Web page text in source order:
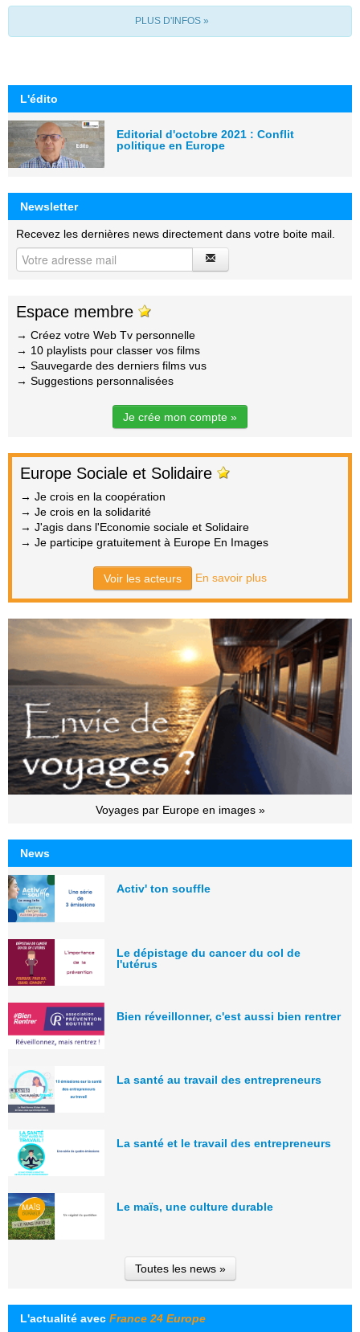
PLUS D'INFOS »
L'édito
Editorial d'octobre 2021 : Conflit
politique en Europe
Newsletter
Recevez les dernières news directement dans votre boite mail.
Espace membre
→ Créez votre Web Tv personnelle
→ 10 playlists pour classer vos films
→ Sauvegarde des derniers films vus
→ Suggestions personnalisées
Je crée mon compte »
Europe Sociale et Solidaire
→ Je crois en la coopération
→ Je crois en la solidarité
→ J'agis dans l'Economie sociale et Solidaire
→ Je participe gratuitement à Europe En Images
Voir les acteurs En savoir plus
Voyages par Europe en images »
News
Activ' ton souffle
Le dépistage du cancer du col de
l'utérus
Bien réveillonner, c'est aussi bien rentrer
La santé au travail des entrepreneurs
La santé et le travail des entrepreneurs
Le maïs, une culture durable
Toutes les news »
L'actualité avec France 24 Europe